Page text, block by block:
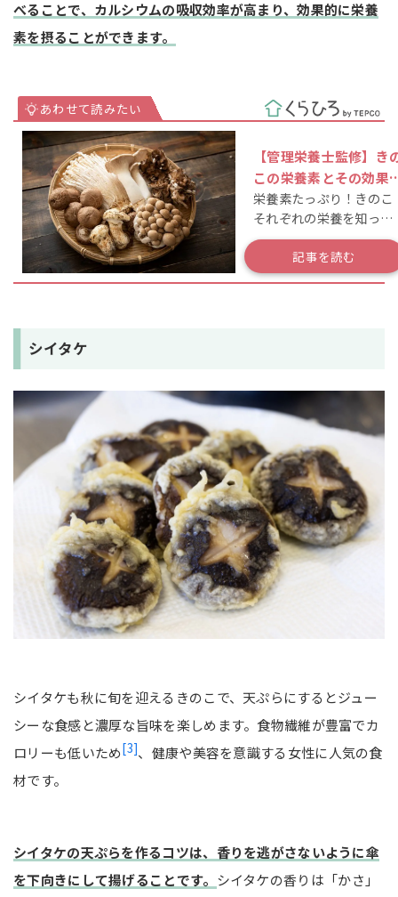
べることで、カルシウムの吸収効率が高まり、効果的に栄養
素を摂ることができます。
【管理栄養士監修】き
この栄養素とその効果
は？無駄なく摂るコツ
栄養素たっぷり！きのこ
それぞれの栄養を知って
おこう
記事を読む
シイタケ
シイタケも秋に旬を迎えるきのこで、天ぷらにするとジュー
シーな食感と濃厚な旨味を楽しめます。食物繊維が豊富でカ
ロリーも低いため[3]、健康や美容を意識する女性に人気の食
材です。
シイタケの天ぷらを作るコツは、香りを逃がさないように傘
を下向きにして揚げることです。 シイタケの香りは「かさ」